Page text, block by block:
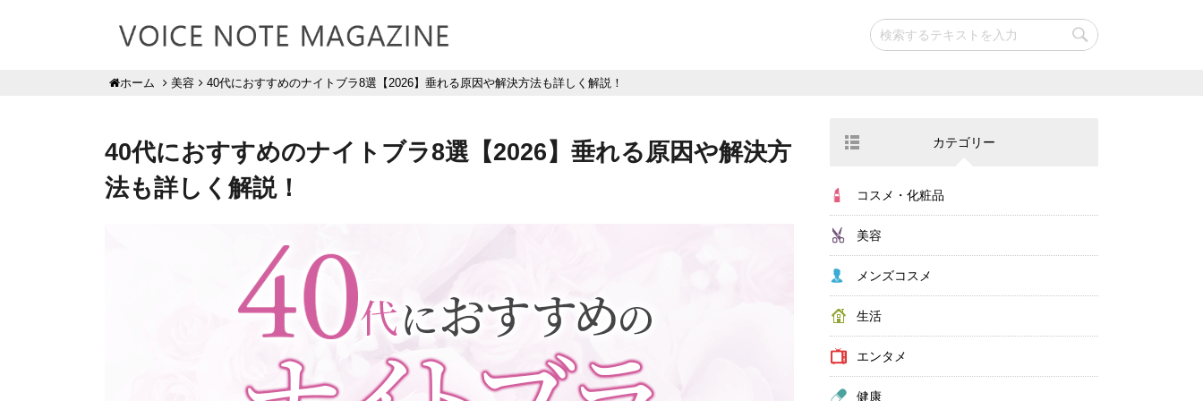
ホーム 美容 40代におすすめのナイトブラ8選【2026】垂れる原因や解決方法も詳しく解説！
40代におすすめのナイトブラ8選【2026】垂れる原因や解決方
法も詳しく解説！
カテゴリー
コスメ・化粧品
美容
メンズコスメ
生活
エンタメ
健康